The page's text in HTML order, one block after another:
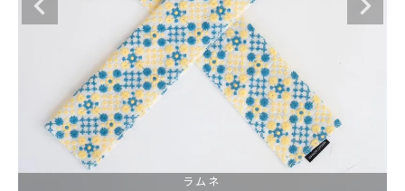
着物 襦袢 小物
タイプから探す
カジュアル ソシアル フォーマル
商品タイプ
着物 ラムネ